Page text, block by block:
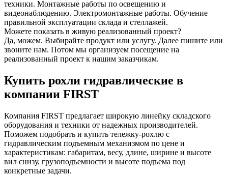
техники. Монтажные работы по освещению и
видеонаблюдению. Электромонтажные работы. Обучение
правильной эксплуатации склада и стеллажей.
Можете показать в живую реализованный проект?
Да, можем. Выбирайте продукт или услугу. Далее пишите или
звоните нам. Потом мы организуем посещение на
реализованный проект к нашим заказчикам.
Купить рохли гидравлические в
компании FIRST
Компания FIRST предлагает широкую линейку складского
оборудования и техники от надежных производителей.
Поможем подобрать и купить тележку-рохлю с
гидравлическим подъемным механизмом по цене и
характеристикам: габаритам, весу, длине, ширине и высоте
вил снизу, грузоподъемности и высоте подъема под
конкретные задачи.